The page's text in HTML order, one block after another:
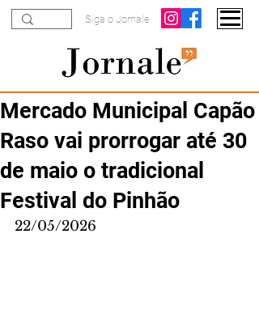
Siga o Jornale
Mercado Municipal Capão
Raso vai prorrogar até 30
de maio o tradicional
Festival do Pinhão
22/05/2026